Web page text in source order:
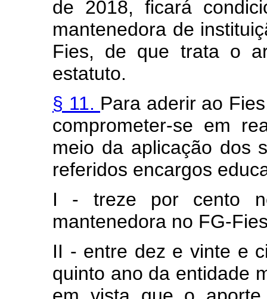
de 2018, ficará
mantenedora de
Fies, de que trata o
estatuto.
§ 11. Para aderir ao
comprometer-se em
meio da aplicação dos
referidos encargos
I - treze por cento
mantenedora no FG-
II - entre dez e vinte e
quinto ano da entidade